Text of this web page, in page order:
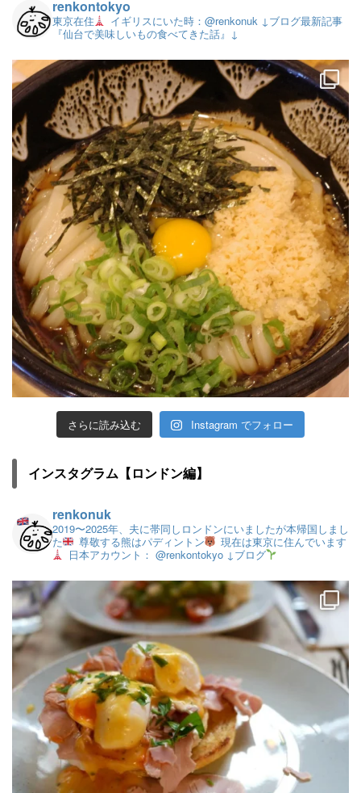
renkontokyo
東京在住 イギリスにいた時：@renkonuk ↓ブログ最新記事
『仙台で美味しいもの食べてきた話』↓
さらに読み込む Instagram でフォロー
インスタグラム【ロンドン編】
renkonuk
2019〜2025年、夫に帯同しロンドンにいましたが本帰国しまし
た
尊敬する熊はパディントン
現在は東京に住んでいます
日本アカウント： @renkontokyo ↓ブログ